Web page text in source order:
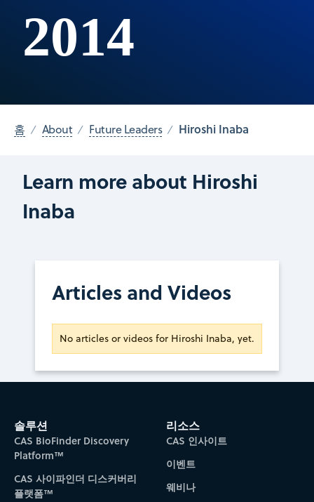
2014
홈 About Future Leaders Hiroshi Inaba
Learn more about Hiroshi
Inaba
Articles and Videos
No articles or videos for Hiroshi Inaba, yet.
솔루션
CAS BioFinder Discovery
Platform™
CAS 사이파인더 디스커버리
플랫폼™
리소스
CAS 인사이트
이벤트
웨비나